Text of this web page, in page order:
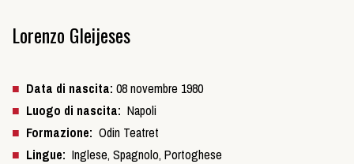
Lorenzo Gleijeses
Data di nascita: 08 novembre 1980
Luogo di nascita: Napoli
Formazione: Odin Teatret
Lingue: Inglese, Spagnolo, Portoghese